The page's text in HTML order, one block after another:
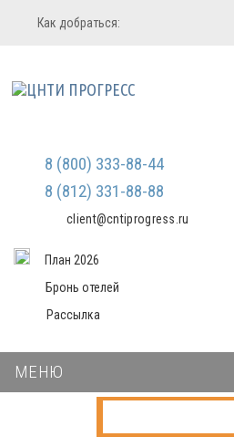
Регистрация
Мы не передаем ваши данные
третьим лицам и не рассылаем
Вход в систему
Как добраться:
8 (800) 333-88-44
8 (812) 331-88-88
client@cntiprogress.ru
План 2026
Бронь отелей
Рассылка
МЕНЮ